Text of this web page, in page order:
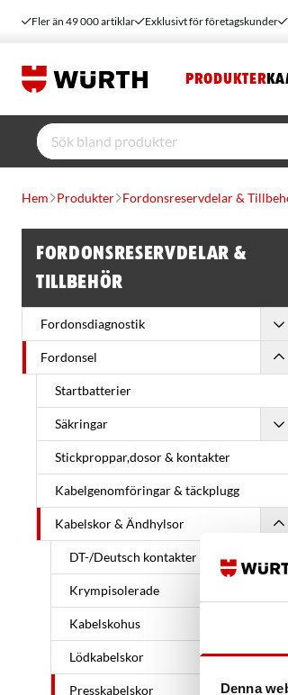
Denna
Fler än 49 000 artiklar Exklusivt för företagskunder
PRODUKTER
Hem Produkter Fordonsreservdelar &
Fordonsreservdelar &
Tillbehör
Fordonsdiagnostik
Fordonsel
Startbatterier
Säkringar
Stickproppar,dosor & kontakter
Kabelgenomföringar & täckplugg
Kabelskor & Ändhylsor
DT-/Deutsch kontakter
Krympisolerade
Kabelskohus
Lödkabelskor
Presskabelskor